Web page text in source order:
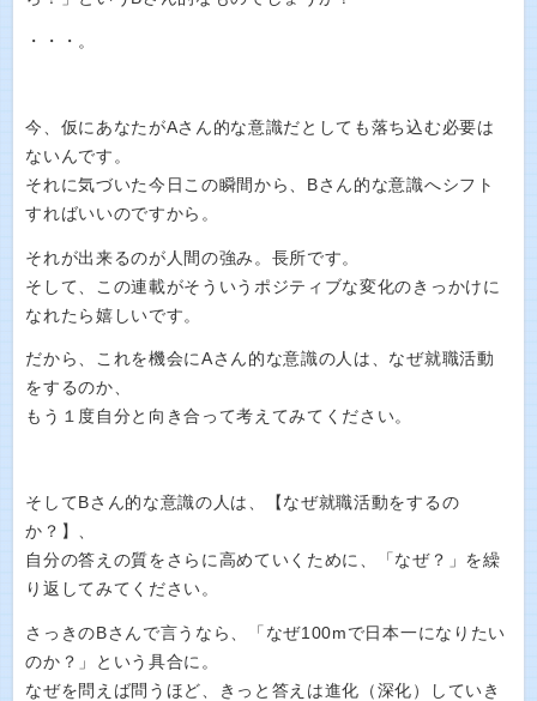
・・・。
今、仮にあなたがAさん的な意識だとしても落ち込む必要は
ないんです。
それに気づいた今日この瞬間から、Bさん的な意識へシフト
すればいいのですから。
それが出来るのが人間の強み。長所です。
そして、この連載がそういうポジティブな変化のきっかけに
なれたら嬉しいです。
だから、これを機会にAさん的な意識の人は、なぜ就職活動
をするのか、
もう１度自分と向き合って考えてみてください。
そしてBさん的な意識の人は、【なぜ就職活動をするの
か？】、
自分の答えの質をさらに高めていくために、「なぜ？」を繰
り返してみてください。
さっきのBさんで言うなら、「なぜ100mで日本一になりたい
のか？」という具合に。
なぜを問えば問うほど、きっと答えは進化（深化）していき